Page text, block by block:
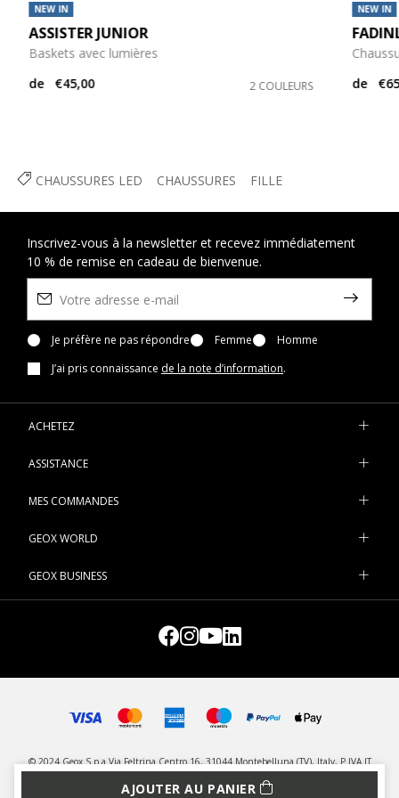
AJOUTER AU PANIER
CHAUSSURES LED CHAUSSURES FILLE
NEW IN
ASSISTER JUNIOR
Baskets avec lumières
de
€45,00 2 COULEURS
NEW IN
de
Inscrivez-vous à la newsletter et recevez immédiatement
10 % de remise en cadeau de bienvenue.
Je préfère ne pas répondre Femme
Homme
J’ai pris connaissance de la note d’information.
ACHETEZ
ASSISTANCE
MES COMMANDES
GEOX WORLD
GEOX BUSINESS
© 2024 Geox S.p.a Via Feltrina Centro 16, 31044 Montebelluna (TV), Italy, P.IVA IT
03348440268 - Tous droits réservés